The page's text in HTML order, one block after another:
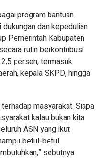
program bantuan
dan kepedulian
Pemerintah Kabupaten
rutin berkontribusi
persen, termasuk
kepala SKPD, hingga
masyarakat. Siapa
kalau bukan kita
ASN yang ikut
betul-betul
sebutnya.